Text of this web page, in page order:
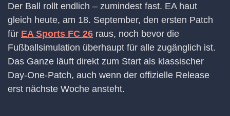
Der Ball rollt endlich – zumindest fast. EA haut
gleich heute, am 18. September, den ersten Patch
für EA Sports FC 26 raus, noch bevor die
Fußballsimulation überhaupt für alle zugänglich ist.
Das Ganze läuft direkt zum Start als klassischer
Day-One-Patch, auch wenn der offizielle Release
erst nächste Woche ansteht.